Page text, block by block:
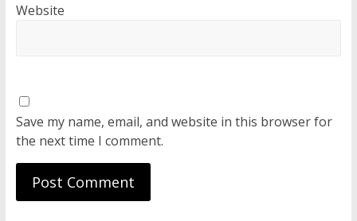
Website
Save my name, email, and website in this browser for
the next time I comment.